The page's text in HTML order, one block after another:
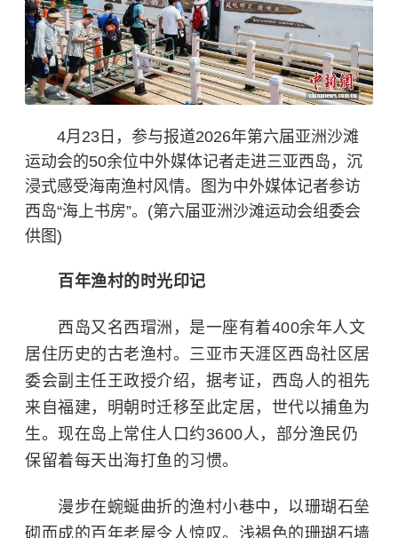
4月23日，参与报道2026年第六届亚洲沙滩
运动会的50余位中外媒体记者走进三亚西岛，沉
浸式感受海南渔村风情。图为中外媒体记者参访
西岛“海上书房”。(第六届亚洲沙滩运动会组委会
供图)
百年渔村的时光印记
西岛又名西瑁洲，是一座有着400余年人文
居住历史的古老渔村。三亚市天涯区西岛社区居
委会副主任王政授介绍，据考证，西岛人的祖先
来自福建，明朝时迁移至此定居，世代以捕鱼为
生。现在岛上常住人口约3600人，部分渔民仍
保留着每天出海打鱼的习惯。
漫步在蜿蜒曲折的渔村小巷中，以珊瑚石垒
砌而成的百年老屋令人惊叹。浅褐色的珊瑚石墙